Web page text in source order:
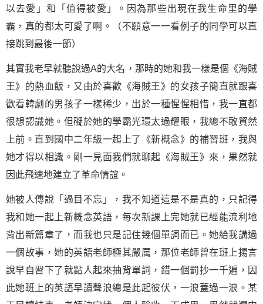
以去愛」和「值得被愛」。因為那些出現在我生命里的學
霸，真的都太可愛了啊。（不願意一一看例子的同學可以直
接跳到最後一節）
其實我老早就聽說過A的大名，那時的她和我一樣是個《海賊
王》的熱血飯，又由於喜歡《海賊王》的女孩子簡直就跟喜
歡看韓劇的男孩子一樣稀少，出於一種惺惺相惜，我一直都
很想認識她。但礙於她的學霸光環太過耀眼，我總不敢貿然
上前。直到國中二年級一起上了《新概念》的補習班，我與
她才得以相識。剛一見面我們就聊起《海賊王》來，果然就
因此飛速地建立了革命情誼。
她被人傳說「過目不忘」，我不知道這是不是真的，只記得
我和她一起上新概念英語，每次新課上完她就已經能流利地
背出新篇章了，而我也只是記住幾個單詞而已。她給我講過
一個故事，她的英語老師極其嚴厲，那位老師曾在班上揚言
說早自習下了就點人起來抽背單詞，錯一個罰抄一千遍，因
此她班上的英語早讀聲浪總是此起彼伏，一浪蓋過一浪。某